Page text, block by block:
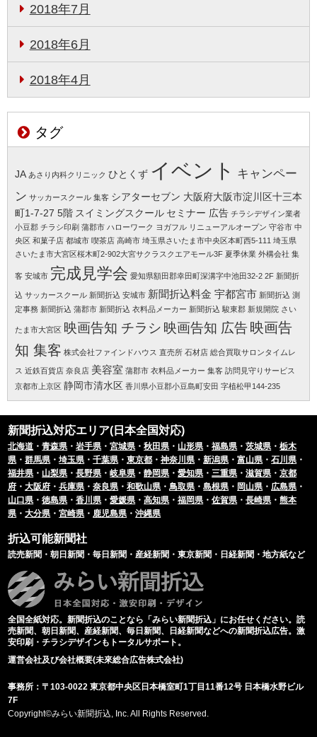
2018年7月
2018年6月
2018年4月
タグ
JA あさり内科クリニック ひとくず イベント
キャンペー
ン サッカースクール 集客 シアターセブン 大阪府大阪市淀川区十三本
町1-7-27 5階 スイミングスクール セミナー 広告 チラシデザイン業者
小豆郡 チラシ印刷 蒲郡市 ハローワーク ヨガフル リニューアルオープン 守谷市 中
央区 和菓子店 都城市 喫茶店 高崎市 埼玉県さいたま市中央区本町西5-111 埼玉県
さいたま市大宮区桜木町2-902大宮サクラスクエアモール3F 夏季休業 外構会社 集
客 安城市 完成見学会 愛知県額田郡幸田町深溝字中池田32-2 2F 新聞折
込 サッカースクール 新聞折込 安城市 新聞折込料金 宇都宮市 新聞折込 測
定事務 新聞折込 蒲郡市 新聞折込 衣料品メーカー 新聞折込 駿東郡 新規開院 さい
たま市大宮区 映画告知 チラシ 映画告知 広告映画告
知 集客 株式会社ファインドハウス 直売所 石材店 総合買取サロンタイムレ
ス 近鉄百貨店 奈良店 美容室 蒲郡市 衣料品メーカー 集客 訪問見守りサービス
京都市上京区 静岡市清水区 香川県小豆郡小豆島町安田 字植松甲144-235
新聞折込対応エリア(日本全国対応)
北海道 ・青森県・岩手県・宮城県・秋田県・ 山形県・福島県・茨城県・栃木
県・群馬県・埼玉県・千葉県・東京都 ・神奈川県・新潟県・富山県・石川県・
福井県・ 山梨県・長野県・岐阜県・静岡県・愛知県・三重県・滋賀県・京都
府 ・大阪府 ・兵庫県・奈良県・和歌山県・鳥取県・島根県・ 岡山県・ 広島県・
山口県・徳島県・香川県・愛媛県・高知県・福岡県・佐賀県・長崎県・熊本
県・大分県・宮崎県・ 鹿児島県・沖縄県
折込可能新聞社
読売新聞・朝日新聞・毎日新聞・産経新聞・東京新聞・日経新聞・地方紙など
全国全紙対応。新聞折込のことなら「みらい新聞折込」にお任せください。読
売新聞、朝日新聞、産経新聞、毎日新聞、日経新聞などへの新聞折込広告。激
安印刷・チラシデザインもトータルサポート。
運営会社及び会社概要(未來総合広告株式会社)
事務所：〒103-0022 東京都中央区日本橋室町1丁目11番12号 日本橋水野ビル
7F
Copyright©みらい新聞折込, Inc. All Rights Reserved.